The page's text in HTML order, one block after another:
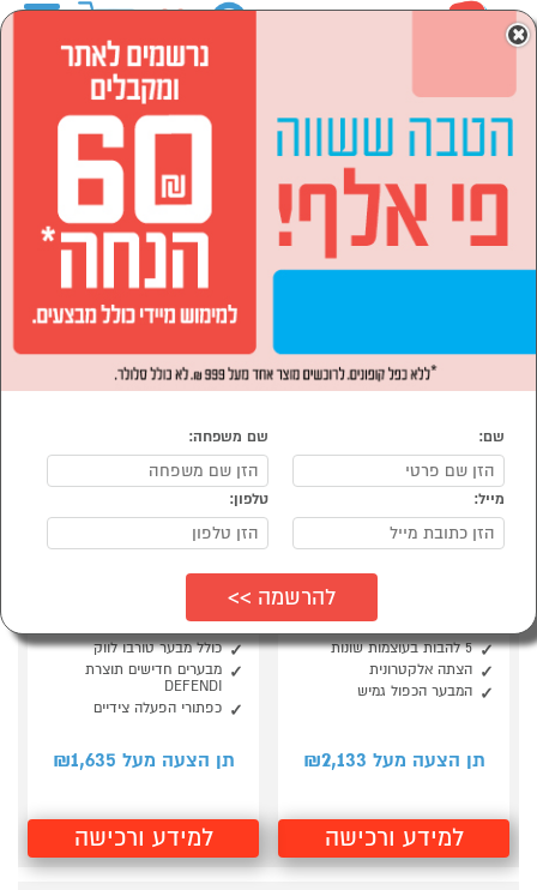
כיריים כיריים גז
כיריים גז
ואפייה
סמן להשוואה
כיריים גז 90 ס"מ 5
5 להבות בעוצמות שונות
הצתה אלקטרונית
המבער הכפול גמיש
תן הצעה מעל ₪ 2,133
למידע ורכישה
סמן להשוואה
SHG9095W
כולל מבער טורבו לווק
מבערים חדישים תוצרת
DEFENDI
כפתורי הפעלה צידיים
תן הצעה מעל ₪ 1,635
למידע ורכישה
×
שם: שם משפחה:
מייל: טלפון: